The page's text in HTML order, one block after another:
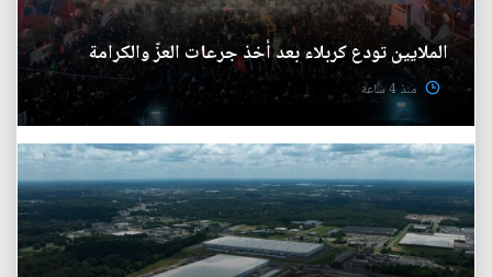
الملايين تودع كربلاء بعد أخذ جرعات العزّ والكرامة
منذ 4 ساعة